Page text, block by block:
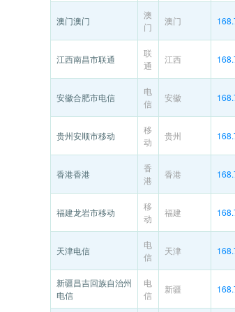
澳门澳门
澳
门
澳门
江西南昌市联通
联
通
江西
安徽合肥市电信
电
信
安徽
贵州安顺市移动
移
动
贵州
香港香港
香
港
香港
福建龙岩市移动
移
动
福建
天津电信
电
信
天津
新疆昌吉回族自治州
电信
电
信
新疆